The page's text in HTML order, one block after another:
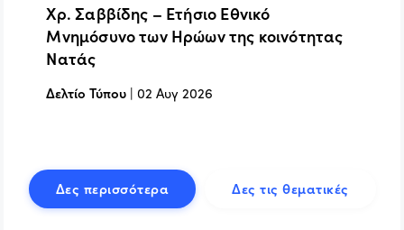
Χρ. Σαββίδης – Ετήσιο Εθνικό
Μνημόσυνο των Ηρώων της κοινότητας
Νατάς
Δελτίο Τύπου |02 Αυγ 2026
Δες περισσότερα Δες τις θεματικές